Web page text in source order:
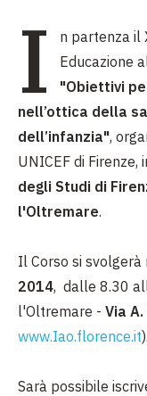
I
n partenza il
Educazione
"Obiettivi
nell’ottica della
dell’infanzia",
UNICEF di
degli Studi di
l'Oltremare.
Il Corso si
2014, dalle 8.30
l'Oltremare - Via
www.Iao.florence.it).
Sarà possibile